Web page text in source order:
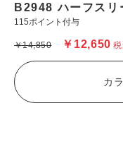
B2948 ハーフスリ
115ポイント付与
￥12,650
￥14,850
カ